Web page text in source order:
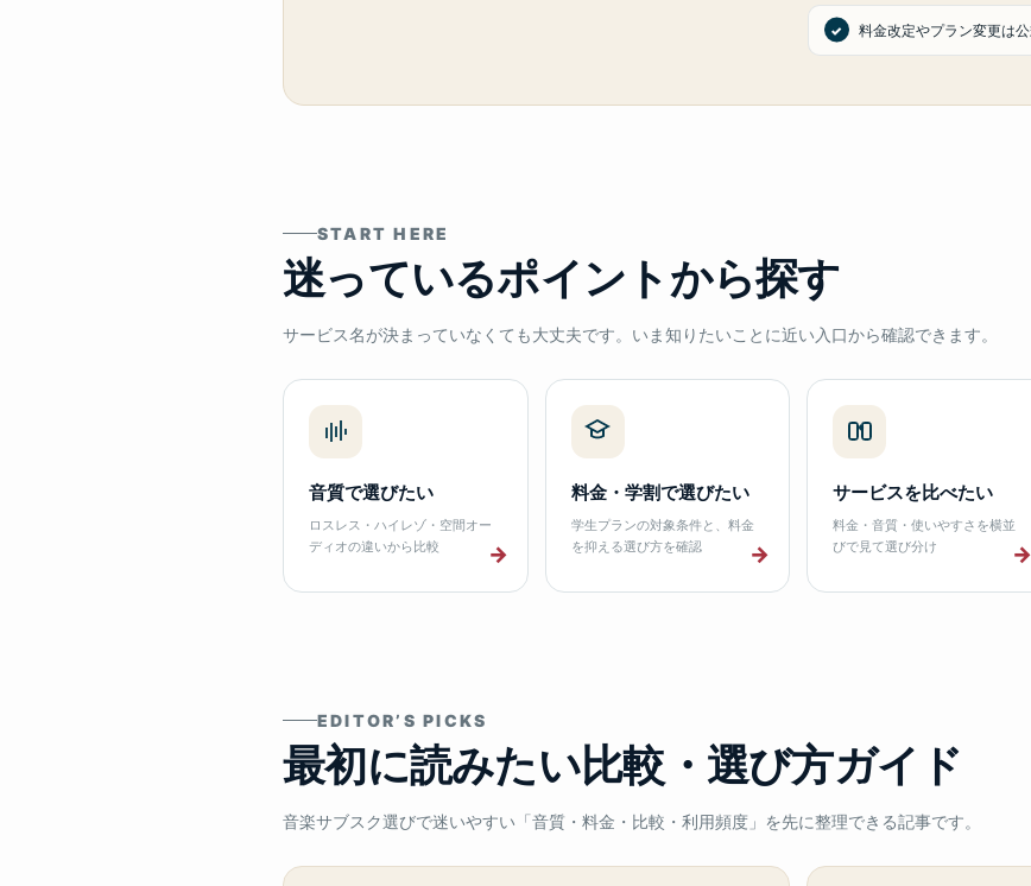
料金改定やプラン変更は
START HERE
迷っているポイントから探す
サービス名が決まっていなくても大丈夫です。いま知りたいことに近い入口から確認できます。
音質で選びたい
ロスレス・ハイレゾ・空間オー
ディオの違いから比較
→
料金・学割で選びたい
学生プランの対象条件と、料金
を抑える選び方を確認
→
サービスを比べたい
料金・音質・使いやすさを横並
びで見て選び分け
→
EDITOR’S PICKS
最初に読みたい比較・選び方ガイド
音楽サブスク選びで迷いやすい「音質・料金・比較・利用頻度」を先に整理できる記事です。